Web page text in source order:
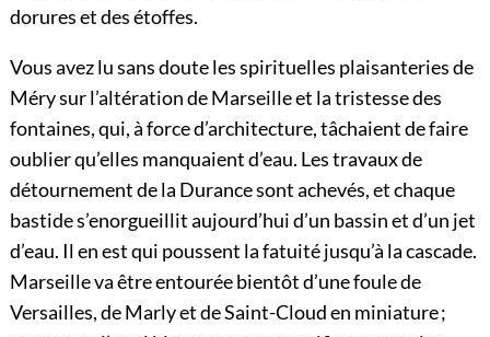
dorures et des étoffes.
Vous avez lu sans doute les spirituelles plaisanteries de
Méry sur l’altération de Marseille et la tristesse des
fontaines, qui, à force d’architecture, tâchaient de faire
oublier qu’elles manquaient d’eau. Les travaux de
détournement de la Durance sont achevés, et chaque
bastide s’enorgueillit aujourd’hui d’un bassin et d’un jet
d’eau. Il en est qui poussent la fatuité jusqu’à la cascade.
Marseille va être entourée bientôt d’une foule de
Versailles, de Marly et de Saint-Cloud en miniature ;